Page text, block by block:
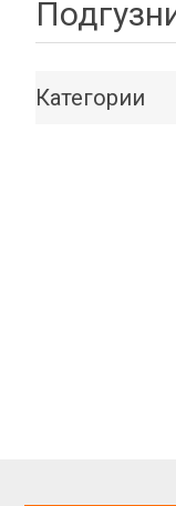
Категории